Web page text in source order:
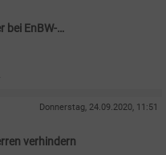
bei EnBW-
Donnerstag, 24.09.2020, 11:51
verhindern